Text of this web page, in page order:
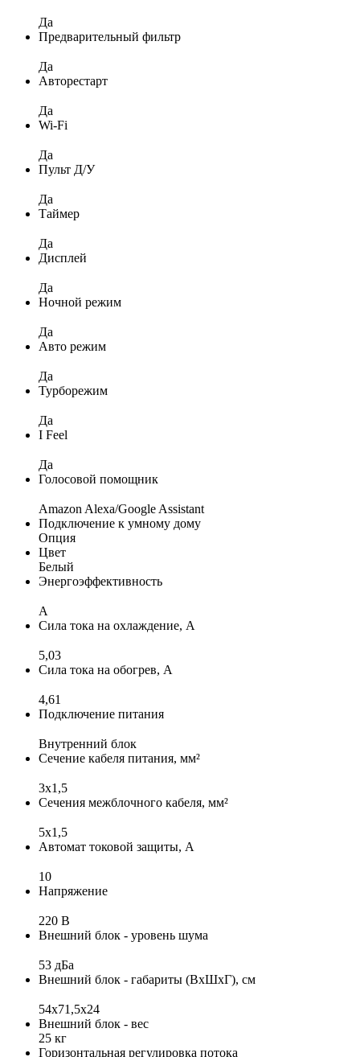
Да
Предварительный фильтр
Да
Авторестарт
Да
Wi-Fi
Да
Пульт Д/У
Да
Таймер
Да
Дисплей
Да
Ночной режим
Да
Авто режим
Да
Турборежим
Да
I Feel
Да
Голосовой помощник
Amazon Alexa/Google Assistant
Подключение к умному дому
Опция
Цвет
Белый
Энергоэффективность
A
Сила тока на охлаждение, А
5,03
Сила тока на обогрев, А
4,61
Подключение питания
Внутренний блок
Сечение кабеля питания, мм²
3x1,5
Сечения межблочного кабеля, мм²
5x1,5
Автомат токовой защиты, А
10
Напряжение
220 В
Внешний блок - уровень шума
53 дБа
Внешний блок - габариты (ВхШхГ), см
54х71,5х24
Внешний блок - вес
25 кг
Горизонтальная регулировка потока